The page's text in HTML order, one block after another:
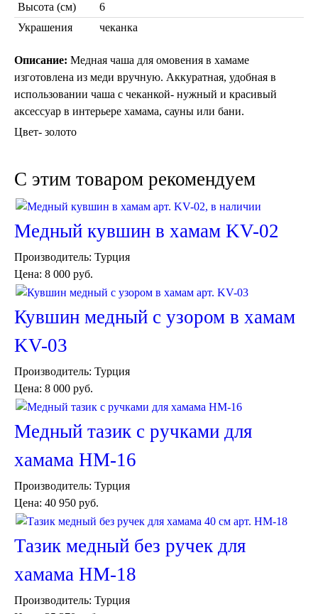
Торшеры Марокко
Торшеры Мозаика
Светильники потолочные
Светильники для кафе и ресторанов
Светильники дизайнерские
Светильники с цепочками
Фонари
Абажуры
Столы и столики
Комоды и тумбы
Консоли
Ширмы
Обеденные группы
Спальня Марокко
Светильники для хамама
Курны в хамам
Кувшины и чаши в хамам
Краны и смесители в хамам
Раковины латунные и медные
Медные тазы и ведра
Аксессуары в хамам
Текстиль для хамама
Плитка Марокко
Мозаика Марокко
Двери Марокко
Бабуши тапочки
Высота (см)
6
Украшения
чеканка
Описание: Медная чаша для омовения в хамаме
изготовлена из меди вручную. Аккуратная, удобная в
использовании чаша с чеканкой- нужный и красивый
аксессуар в интерьере хамама, сауны или бани.
Цвет- золото
C этим товаром рекомендуем
Медный кувшин в хамам KV-02
Производитель: Турция
Цена: 8 000 руб.
Кувшин медный с узором в хамам
KV-03
Производитель: Турция
Цена: 8 000 руб.
Медный тазик с ручками для
хамама HM-16
Производитель: Турция
Цена: 40 950 руб.
Тазик медный без ручек для
хамама HM-18
Производитель: Турция